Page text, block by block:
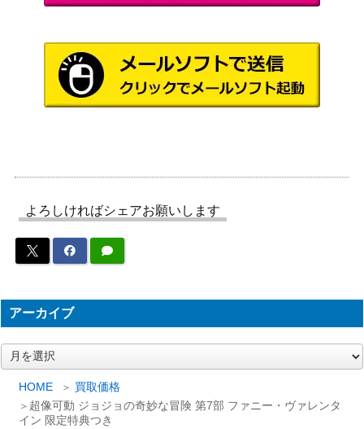
HOME
買取価格
超像可動 ジョジョの奇妙な冒険 第7部 ファニー・ヴァレンタ
イン 限定特典つき
よろしければシェアお願いします
アーカイブ
ー